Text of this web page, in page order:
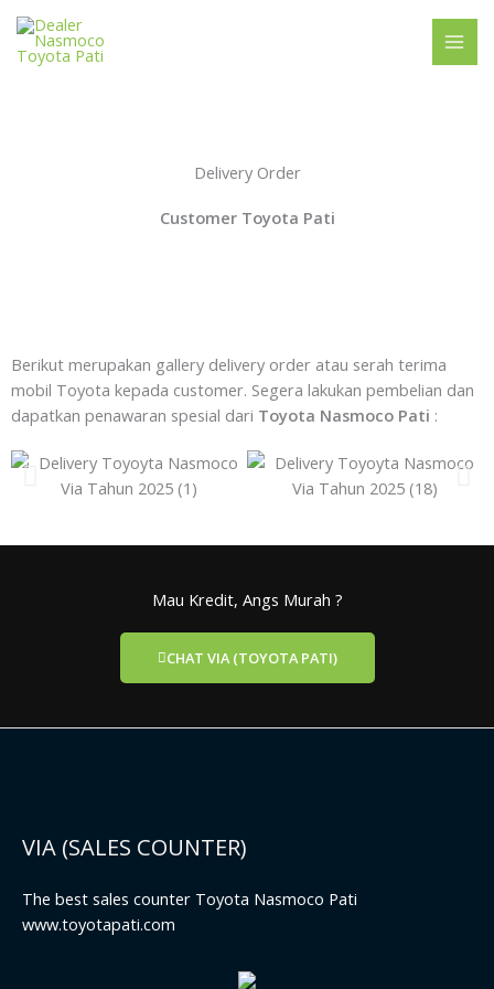
Lewati
konten
Delivery Order
Customer Toyota Pati
Berikut merupakan gallery delivery order atau serah terima
mobil Toyota kepada customer. Segera lakukan pembelian dan
dapatkan penawaran spesial dari Toyota Nasmoco Pati :
Mau Kredit, Angs Murah ?
CHAT VIA (TOYOTA PATI)
VIA (SALES COUNTER)
The best sales counter Toyota Nasmoco Pati
www.toyotapati.com